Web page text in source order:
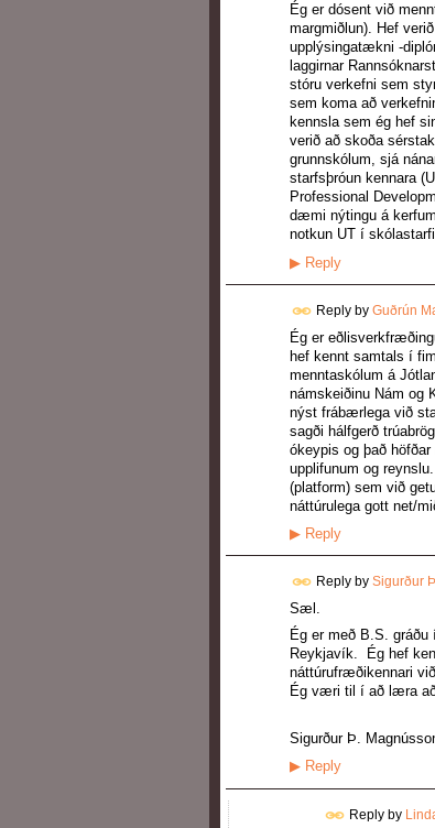
Ég er dósent við
margmiðlun). Hef
upplýsingatækni -
laggirnar
stóru verkefni sem
sem koma að
kennsla sem ég hef
verið að skoða
grunnskólum, sjá
starfsþróun kennara
Professional
dæmi nýtingu á
notkun UT í
▶Reply
Reply by Guðrún
Ég er
hef kennt samtals í
menntaskólum á
námskeiðinu Nám og
nýst frábærlega við
sagði hálfgerð
ókeypis og það
upplifunum og
(platform) sem við
náttúrulega gott net/
▶Reply
Reply by Sigurður
Sæl.
Ég er með B.S.
Reykjavík. Ég hef
náttúrufræðikennari
Ég væri til í að læra að
Sigurður Þ.
▶Reply
Reply by